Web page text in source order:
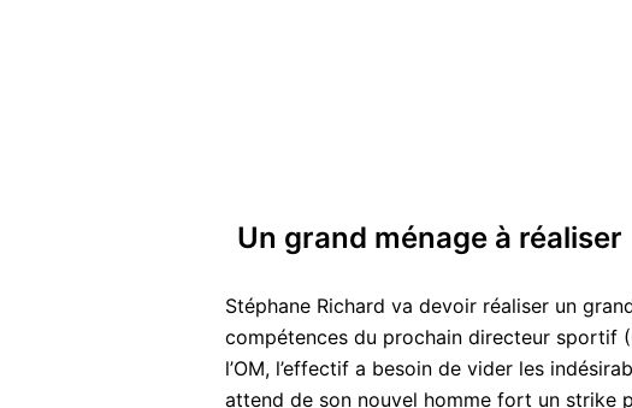
Un grand ménage à réaliser
Stéphane Richard va devoir réaliser un
compétences du prochain directeur sportif
l’OM, l’effectif a besoin de vider les
attend de son nouvel homme fort un strike